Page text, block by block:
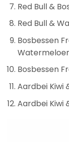
Red Bull &
Red Bull &
Bosbessen
Bosbessen
Aardbei Kiwi
Aardbei Kiwi